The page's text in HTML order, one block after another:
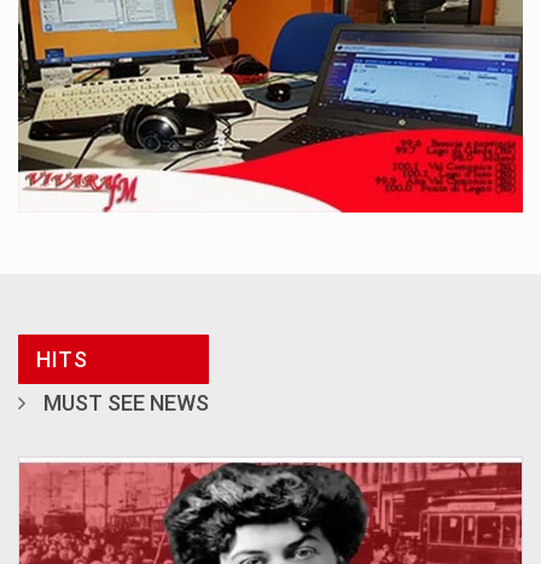
HITS
MUST SEE NEWS